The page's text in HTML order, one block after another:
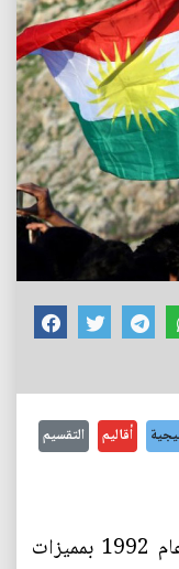
أقاليم التقسيم
تميزّت منطقة كُردستان العراق منذ عام 1992 بمميزات